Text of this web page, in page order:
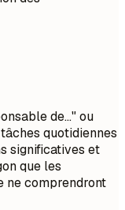
de..." ou
quotidiennes
significatives et
que les
ne comprendront